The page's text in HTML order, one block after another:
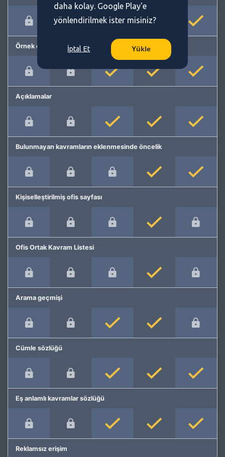
Örnek cümleler
Açıklamalar
Bulunmayan kavramların eklenmesinde öncelik
Kişiselleştirilmiş ofis sayfası
Ofis Ortak Kavram Listesi
Arama geçmişi
Cümle sözlüğü
Eş anlamlı kavramlar sözlüğü
Reklamsız erişim
daha kolay. Google Play'e
yönlendirilmek ister misiniz?
İptal Et Yükle